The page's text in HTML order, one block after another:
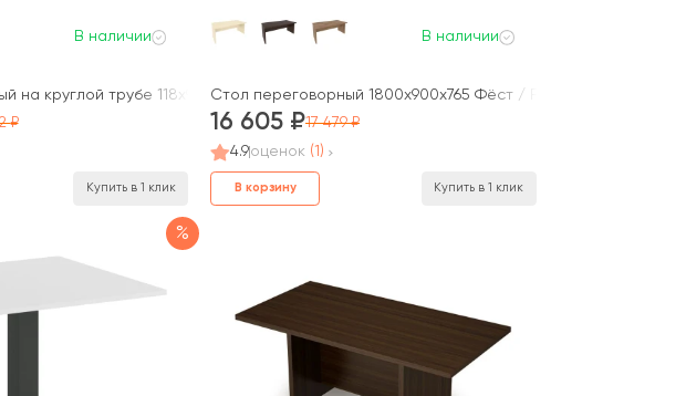
В наличии
на круглой трубе 118x98x75 Эстетика / Estetica
Купить в 1 клик
В наличии
Стол переговорный 1800x900x765 Фёст / First
16 605
17 479
4.9оценок (1)
В корзину Купить в 1 клик
%